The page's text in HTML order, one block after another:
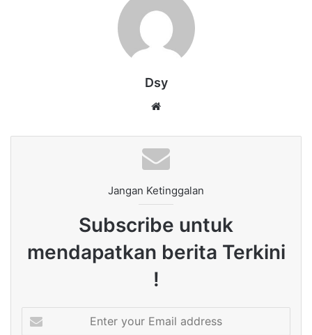
Dsy
Jangan Ketinggalan
Subscribe untuk
mendapatkan berita Terkini
!
your